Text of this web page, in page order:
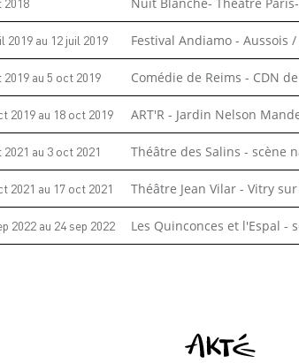
Nuit Blanche- Théâtre
2019 au 12 juil 2019 Festival Andiamo - Aussois
2019 au 5 oct 2019 Comédie de Reims - CDN
2019 au 18 oct 2019 ART'R - Jardin Nelson
2021 au 3 oct 2021 Théâtre des Salins - scène
2021 au 17 oct 2021 Théâtre Jean Vilar - Vitry
2022 au 24 sep 2022 Les Quinconces et l'Espal -